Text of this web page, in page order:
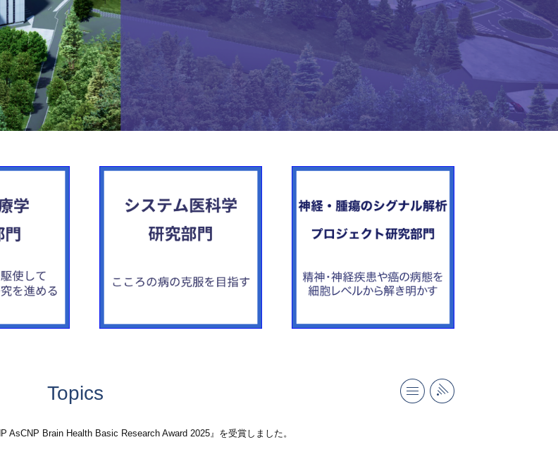
Topics
AsCNP Brain Health Basic Research Award 2025』を受賞しました。